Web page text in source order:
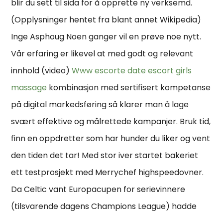
blir du sett til sida for å opprette ny verksemd.
(Opplysninger hentet fra blant annet Wikipedia)
Inge Asphoug Noen ganger vil en prøve noe nytt.
Vår erfaring er likevel at med godt og relevant
innhold (video)Www escorte date escort girls
massage kombinasjon med sertifisert kompetanse
på digital markedsføring så klarer man å lage
svært effektive og målrettede kampanjer. Bruk tid,
finn en oppdretter som har hunder du liker og vent
den tiden det tar! Med stor iver startet bakeriet
ett testprosjekt med Merrychef highspeedovner.
Da Celtic vant Europacupen for serievinnere
(tilsvarende dagens Champions League) hadde